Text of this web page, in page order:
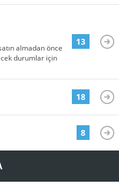
almadan önce
durumlar için
13
18
8